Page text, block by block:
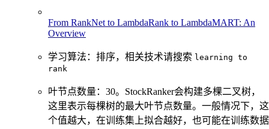
From RankNet to LambdaRank to LambdaMART: An
Overview
学习算法：排序，相关技术请搜索 learning to
rank
叶节点数量：30。StockRanker会构建多棵二叉树，
这里表示每棵树的最大叶节点数量。一般情况下，这
个值越大，在训练集上拟合越好，也可能在训练数据